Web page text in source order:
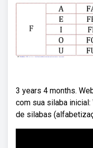
3 years 4 months.
com sua silaba
de silabas